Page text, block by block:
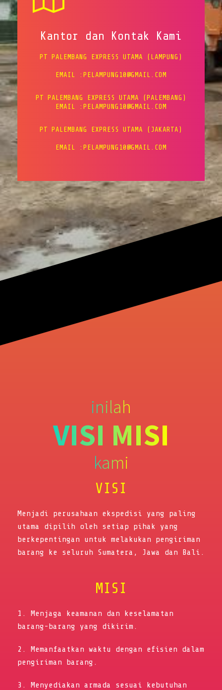
Kantor dan Kontak Kami
PT PALEMBANG EXPRESS UTAMA (LAMPUNG)
EMAIL :PELAMPUNG10@GMAIL.COM
PT PALEMBANG EXPRESS UTAMA (PALEMBANG)
EMAIL :PELAMPUNG10@GMAIL.COM
PT PALEMBANG EXPRESS UTAMA (JAKARTA)
EMAIL :PELAMPUNG10@GMAIL.COM
inilah
VISI MISI
kami
VISI
Menjadi perusahaan ekspedisi yang paling
utama dipilih oleh setiap pihak yang
berkepentingan untuk melakukan pengiriman
barang ke seluruh Sumatera, Jawa dan Bali.
MISI
1. Menjaga keamanan dan keselamatan
barang-barang yang dikirim.
2. Memanfaatkan waktu dengan efisien dalam
pengiriman barang.
3. Menyediakan armada sesuai kebutuhan